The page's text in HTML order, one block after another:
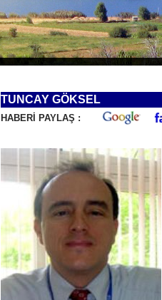
TUNCAY GÖKSEL
HABERİ PAYLAŞ :